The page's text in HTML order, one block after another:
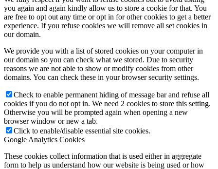
you again and again kindly allow us to store a cookie for that. You
are free to opt out any time or opt in for other cookies to get a better
experience. If you refuse cookies we will remove all set cookies in
our domain.
We provide you with a list of stored cookies on your computer in
our domain so you can check what we stored. Due to security
reasons we are not able to show or modify cookies from other
domains. You can check these in your browser security settings.
Check to enable permanent hiding of message bar and refuse all
cookies if you do not opt in. We need 2 cookies to store this setting.
Otherwise you will be prompted again when opening a new
browser window or new a tab.
Click to enable/disable essential site cookies.
Google Analytics Cookies
These cookies collect information that is used either in aggregate
form to help us understand how our website is being used or how